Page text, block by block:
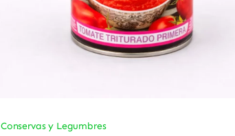
Conservas y Legumbres